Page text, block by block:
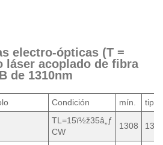
electro-ópticas (T =
láser acoplado de fibra
de 1310nm
Condición mín.
tip.
TL=15ï½ž35â„ƒ
CW
1308